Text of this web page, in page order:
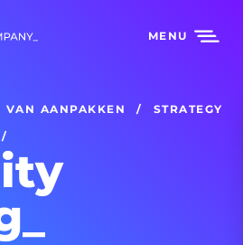
MENU
VAN AANPAKKEN
STRATEGY